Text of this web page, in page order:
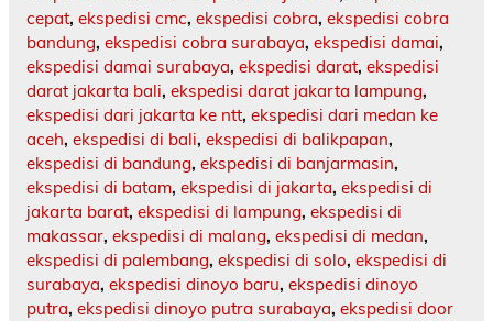
cepat, ekspedisi cmc, ekspedisi cobra, ekspedisi cobra
bandung, ekspedisi cobra surabaya, ekspedisi damai,
ekspedisi damai surabaya, ekspedisi darat, ekspedisi
darat jakarta bali, ekspedisi darat jakarta lampung,
ekspedisi dari jakarta ke ntt, ekspedisi dari medan ke
aceh, ekspedisi di bali, ekspedisi di balikpapan,
ekspedisi di bandung, ekspedisi di banjarmasin,
ekspedisi di batam, ekspedisi di jakarta, ekspedisi di
jakarta barat, ekspedisi di lampung, ekspedisi di
makassar, ekspedisi di malang, ekspedisi di medan,
ekspedisi di palembang, ekspedisi di solo, ekspedisi di
surabaya, ekspedisi dinoyo baru, ekspedisi dinoyo
putra, ekspedisi dinoyo putra surabaya, ekspedisi door